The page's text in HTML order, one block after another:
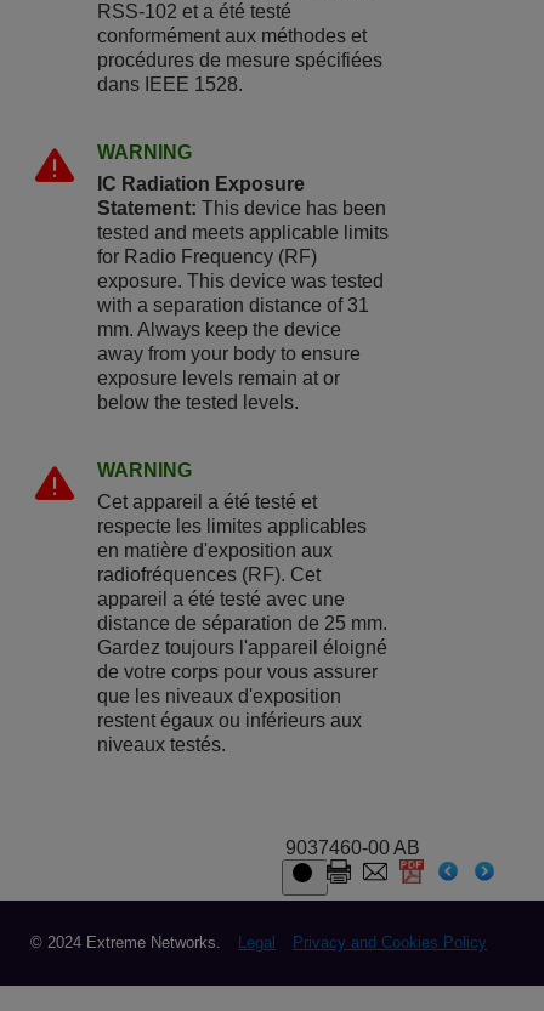
RSS-102 et a été testé
conformément aux méthodes et
procédures de mesure spécifiées
dans IEEE 1528.
WARNING
IC Radiation Exposure
Statement: This device has been
tested and meets applicable limits
for Radio Frequency (RF)
exposure. This device was tested
with a separation distance of 31
mm. Always keep the device
away from your body to ensure
exposure levels remain at or
below the tested levels.
WARNING
Cet appareil a été testé et
respecte les limites applicables
en matière d'exposition aux
radiofréquences (RF). Cet
appareil a été testé avec une
distance de séparation de 25 mm.
Gardez toujours l'appareil éloigné
de votre corps pour vous assurer
que les niveaux d'exposition
restent égaux ou inférieurs aux
niveaux testés.
9037460-00 AB
© 2024 Extreme Networks. Legal Privacy and Cookies Policy